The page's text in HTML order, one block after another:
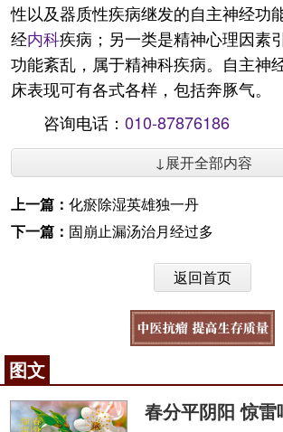
性以及器质性疾病继发的自主神经功
经内科疾病；另一类是精神心理因素
功能紊乱，属于精神科疾病。自主神
床表现可有各式各样，包括奔豚气。
咨询电话： 010-87876186
↓展开全部内容
上一篇： 化瘀除湿英雄独一丹
下一篇： 固崩止漏汤治月经过多
返回首页
图文
春分平阴阳 惊雷